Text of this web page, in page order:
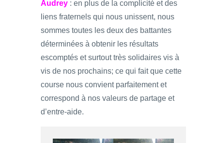
Audrey : en plus de la complicité et des
liens fraternels qui nous unissent, nous
sommes toutes les deux des battantes
déterminées à obtenir les résultats
escomptés et surtout très solidaires vis à
vis de nos prochains; ce qui fait que cette
course nous convient parfaitement et
correspond à nos valeurs de partage et
d’entre-aide.